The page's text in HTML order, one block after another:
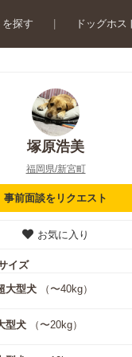
を探す ドッグホス
塚原浩美
福岡県/新宮町
事前面談をリクエスト
お気に入り
イズ
大型犬
（〜40kg）
型犬 （〜20kg）